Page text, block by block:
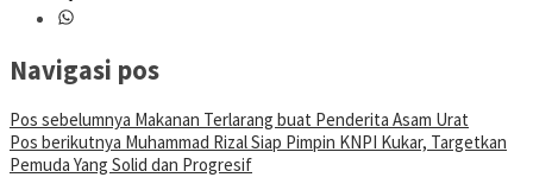
Navigasi pos
Pos sebelumnya Makanan Terlarang buat Penderita Asam Urat
Pos berikutnya Muhammad Rizal Siap Pimpin KNPI Kukar, Targetkan
Pemuda Yang Solid dan Progresif